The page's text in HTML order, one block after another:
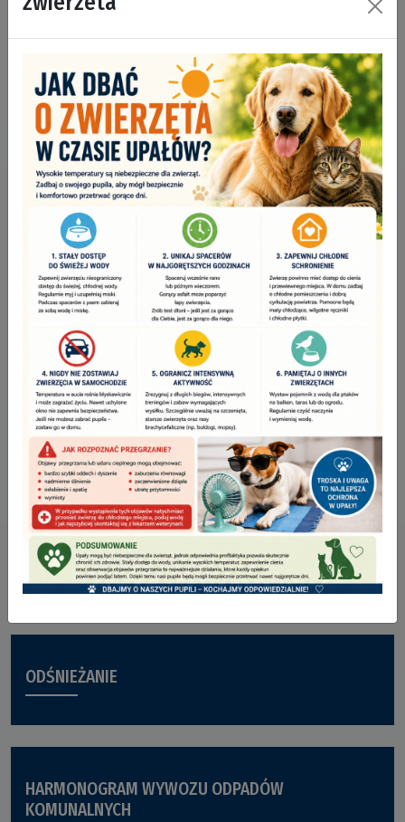
KOMUNIKACJA
POWIADOMIENIE SMS
KARTA MIESZKAŃCA
CENTRUM ROZWOJU I PRZEDSIĘBIORCZOŚCI –
KONOPISKA BUSINESSHUB
PODATKI
ODŚNIEŻANIE
HARMONOGRAM WYWOZU ODPADÓW
KOMUNALNYCH